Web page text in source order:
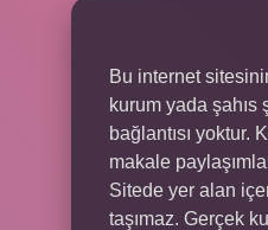
Bu internet
kurum yada şahıs
bağlantısı yoktur.
makale
Sitede yer alan
taşımaz. Gerçek